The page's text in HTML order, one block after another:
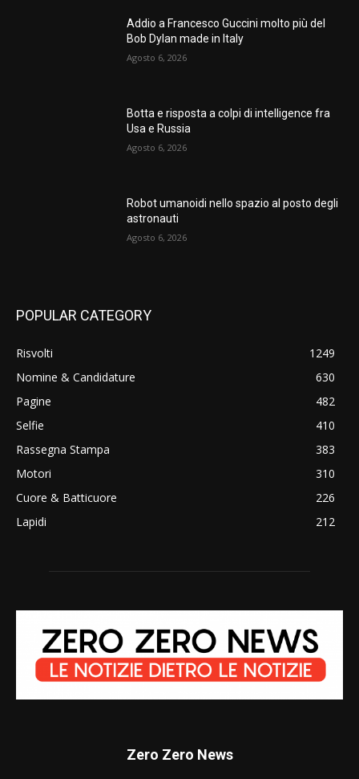
Addio a Francesco Guccini molto più del
Bob Dylan made in Italy
Agosto 6, 2026
Botta e risposta a colpi di intelligence fra
Usa e Russia
Agosto 6, 2026
Robot umanoidi nello spazio al posto degli
astronauti
Agosto 6, 2026
POPULAR CATEGORY
Risvolti
1249
Nomine & Candidature
630
Pagine
482
Selfie
410
Rassegna Stampa
383
Motori
310
Cuore & Batticuore
226
Lapidi
212
Zero Zero News